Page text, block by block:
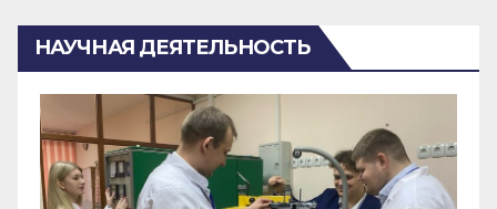
НАУЧНАЯ ДЕЯТЕЛЬНОСТЬ